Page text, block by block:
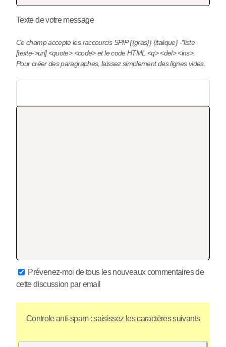
Texte de votre message
Ce champ accepte les raccourcis SPIP{{gras}} {italique} -*liste
[texte->url] <quote> <code>et le code HTML <q> <del> <ins>.
Pour créer des paragraphes, laissez simplement des lignes vides.
Prévenez-moi de tous les nouveaux commentaires de
cette discussion par email
Controle anti-spam : saisissez les caractères suivants